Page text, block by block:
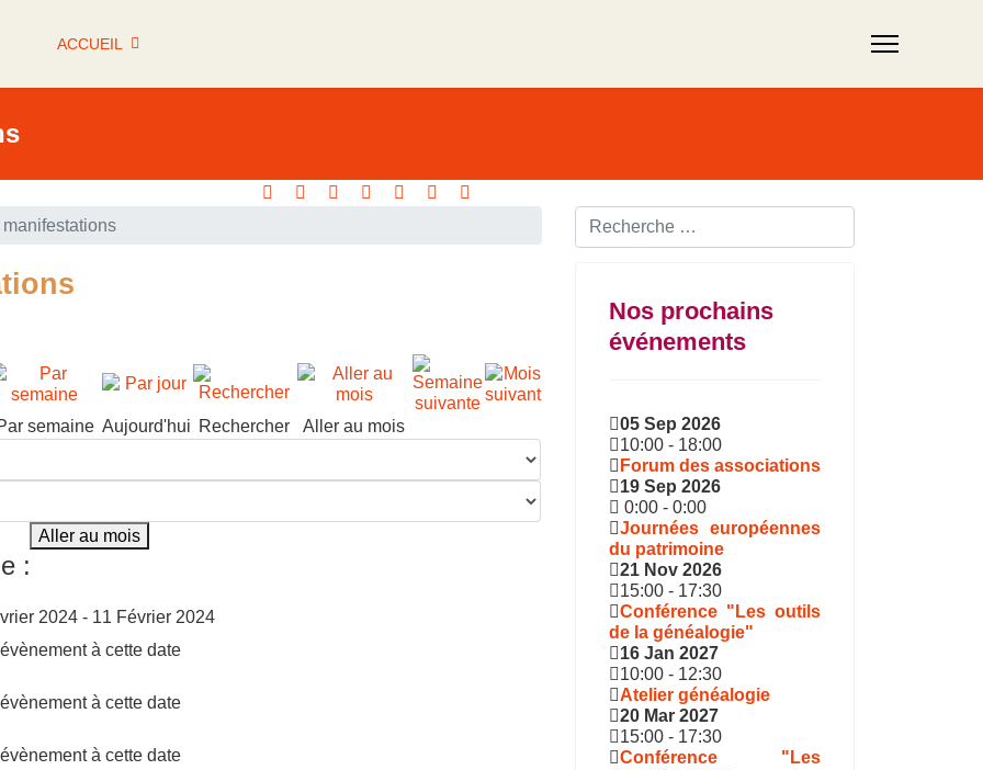
ACCUEIL
Rechercher ...
semaine Aujourd'hui Rechercher Aller au mois
Aller au mois
:
2024 - 11 Février 2024
à cette date
à cette date
à cette date
Nos prochains
événements
05 Sep 2026
10:00 - 18:00
Forum des associations
19 Sep 2026
0:00 - 0:00
Journées européennes
du patrimoine
21 Nov 2026
15:00 - 17:30
Conférence "Les outils
de la généalogie"
16 Jan 2027
10:00 - 12:30
Atelier généalogie
20 Mar 2027
15:00 - 17:30
Conférence "Les